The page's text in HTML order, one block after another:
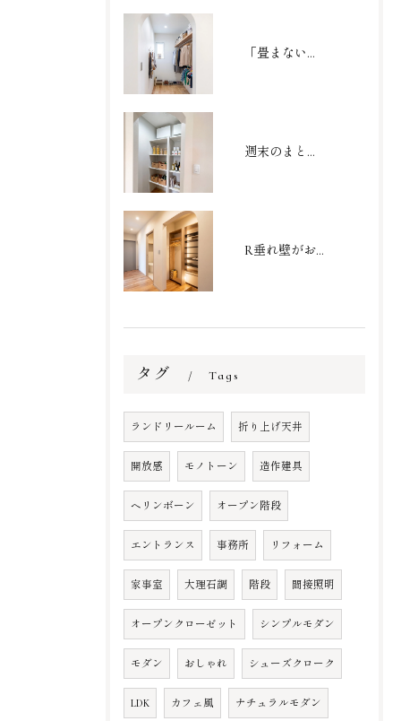
「畳まない収納」で家事を劇的時短！家族の衣類がまるごと収まるファミリークローゼット
週末のまとめ買いもスッキリ収まる大容量パントリー
R垂れ壁がおしゃれなシューズクローク
タグ Tags
ランドリールーム 折り上げ天井
開放感 モノトーン 造作建具
ヘリンボーン オープン階段
エントランス 事務所 リフォーム
家事室 大理石調 階段 間接照明
オープンクローゼット シンプルモダン
モダン おしゃれ シューズクローク
LDK カフェ風 ナチュラルモダン